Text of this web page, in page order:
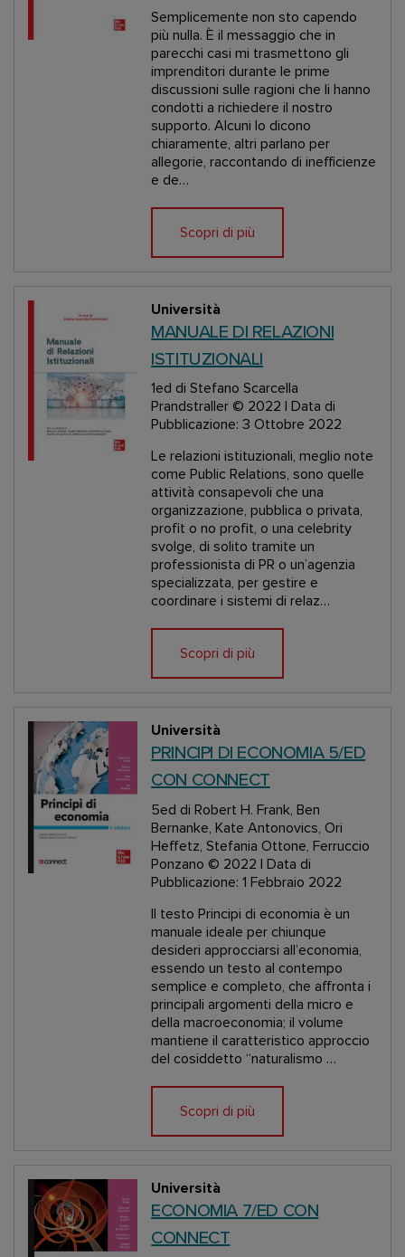
Semplicemente non sto capendo
più nulla. È il messaggio che in
parecchi casi mi trasmettono gli
imprenditori durante le prime
discussioni sulle ragioni che li hanno
condotti a richiedere il nostro
supporto. Alcuni lo dicono
chiaramente, altri parlano per
allegorie, raccontando di inefficienze
e de…
Scopri di più
Università
MANUALE DI RELAZIONI
ISTITUZIONALI
1ed di Stefano Scarcella
Prandstraller © 2022 | Data di
Pubblicazione: 3 Ottobre 2022
Le relazioni istituzionali, meglio note
come Public Relations, sono quelle
attività consapevoli che una
organizzazione, pubblica o privata,
profit o no profit, o una celebrity
svolge, di solito tramite un
professionista di PR o un’agenzia
specializzata, per gestire e
coordinare i sistemi di relaz…
Scopri di più
Università
PRINCIPI DI ECONOMIA 5/ED
CON CONNECT
5ed di Robert H. Frank, Ben
Bernanke, Kate Antonovics, Ori
Heffetz, Stefania Ottone, Ferruccio
Ponzano © 2022 | Data di
Pubblicazione: 1 Febbraio 2022
Il testo Principi di economia è un
manuale ideale per chiunque
desideri approcciarsi all’economia,
essendo un testo al contempo
semplice e completo, che affronta i
principali argomenti della micro e
della macroeconomia; il volume
mantiene il caratteristico approccio
del cosiddetto “naturalismo …
Scopri di più
Università
ECONOMIA 7/ED CON
CONNECT